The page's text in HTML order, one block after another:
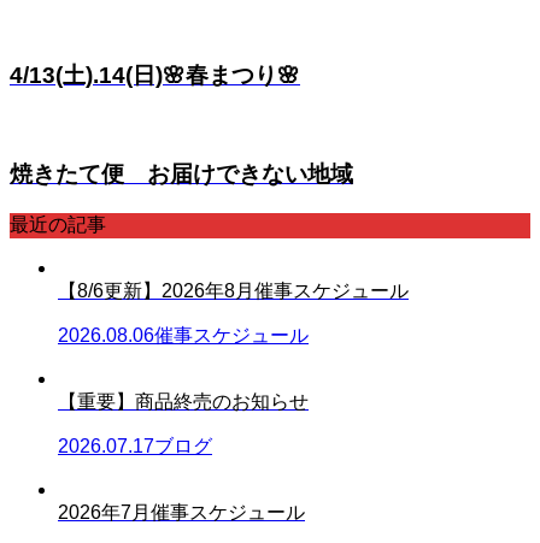
4/13(土).14(日)🌸春まつり🌸
焼きたて便 お届けできない地域
最近の記事
【8/6更新】2026年8月催事スケジュール
2026.08.06催事スケジュール
【重要】商品終売のお知らせ
2026.07.17ブログ
2026年7月催事スケジュール